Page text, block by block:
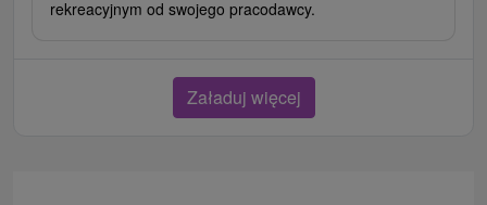
rekreacyjnym od swojego pracodawcy.
Załaduj więcej